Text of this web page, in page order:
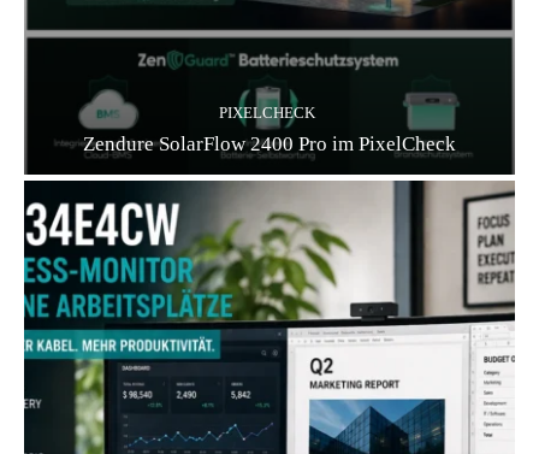
PIXELCHECK
Zendure SolarFlow 2400 Pro im PixelCheck